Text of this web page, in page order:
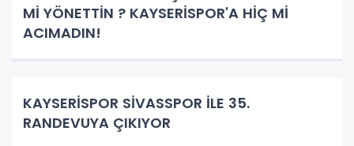
Mİ YÖNETTİN ? KAYSERİSPOR'A HİÇ Mİ
ACIMADIN!
KAYSERİSPOR SİVASSPOR İLE 35.
RANDEVUYA ÇIKIYOR